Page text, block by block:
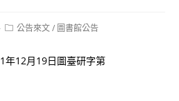
Post公告來文/ 圖書館公告
年12月19日圖臺研字第